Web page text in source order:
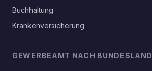
Buchhaltung
Krankenversicherung
GEWERBEAMT NACH BUNDESLAND